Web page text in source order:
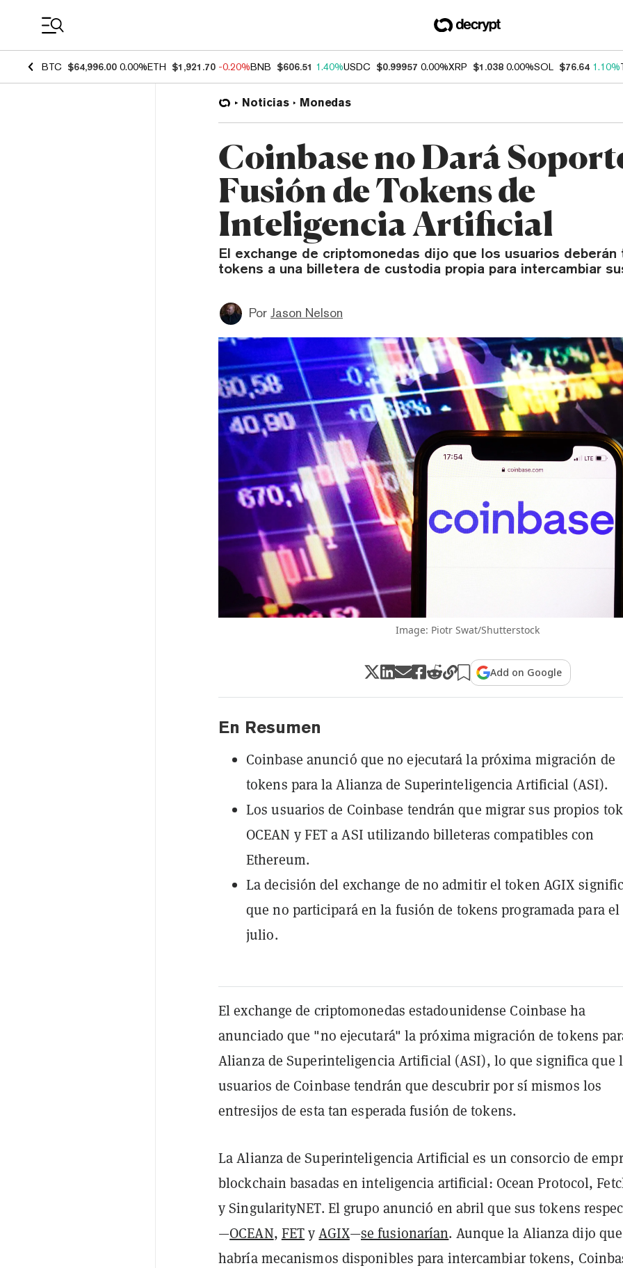
BTC $64,996.00 0.00%ETH $1,921.70 -0.20%BNB $606.51 1.40%USDC $0.99957 0.00%XRP $1.038 0.00%SOL $76.64 1.10%
Noticias Monedas
Coinbase no Dará
Fusión de Tokens de
Inteligencia Artificial
El exchange de criptomonedas dijo que los usuarios
tokens a una billetera de custodia propia para intercambiar
Por Jason Nelson
Image: Piotr Swat/Shutterstock
Add on Google
En Resumen
Coinbase anunció que no ejecutará la próxima migración de
tokens para la Alianza de Superinteligencia Artificial (ASI).
Los usuarios de Coinbase tendrán que migrar sus propios
OCEAN y FET a ASI utilizando billeteras compatibles con
Ethereum.
La decisión del exchange de no admitir el token AGIX
que no participará en la fusión de tokens programada para el
julio.
El exchange de criptomonedas estadounidense Coinbase ha
anunciado que "no ejecutará" la próxima migración de tokens
Alianza de Superinteligencia Artificial (ASI), lo que significa que
usuarios de Coinbase tendrán que descubrir por sí mismos los
entresijos de esta tan esperada fusión de tokens.
La Alianza de Superinteligencia Artificial es un consorcio de
blockchain basadas en inteligencia artificial: Ocean Protocol,
y SingularityNET. El grupo anunció en abril que sus tokens
—OCEAN, FETyAGIX—se fusionarían. Aunque la Alianza dijo que
habría mecanismos disponibles para intercambiar tokens,